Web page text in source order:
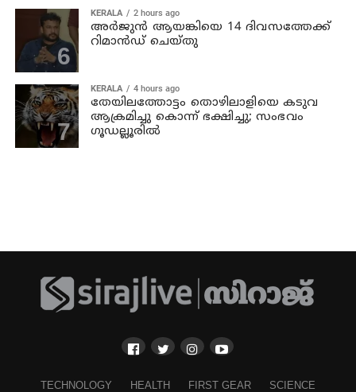
KERALA 2 hours ago
അര്‍ജുന്‍ ആയങ്കിയെ 14 ദിവസത്തേക്ക്
റിമാൻഡ് ചെയ്തു
KERALA 4 hours ago
തേയിലത്തോട്ടം തൊഴിലാളിയെ കടുവ
ആക്രമിച്ചു കൊന്ന് ഭക്ഷിച്ചു; സംഭവം
ഗൂഡല്ലൂരില്‍
TECHNOLOGY HEALTH FIRST GEAR SCIENCE